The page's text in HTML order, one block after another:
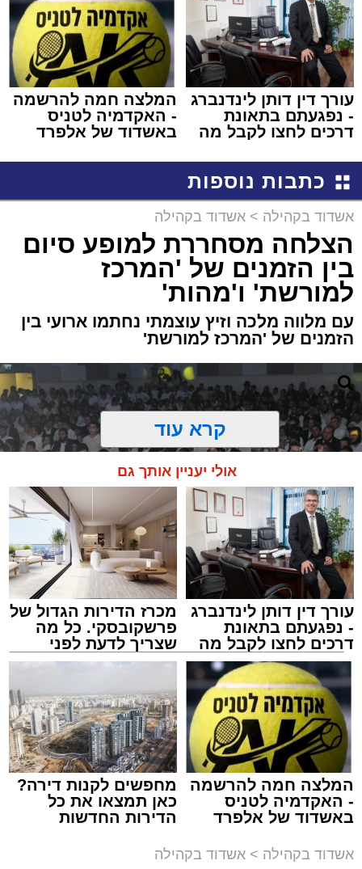
עורך דין דותן לינדנברג
- נפגעתם בתאונת
דרכים לחצו לקבל מה
המלצה חמה להרשמה
- האקדמיה לטניס
באשדוד של אלפרד
כתבות נוספות
אשדוד בקהילה > אשדוד בקהילה
הצלחה מסחררת למופע סיום
בין הזמנים של 'המרכז
למורשת' ו'מהות'
עם מלווה מלכה וזיץ עוצמתי נחתמו ארועי בין
הזמנים של 'המרכז למורשת'
זיץ המרכז למורשת
מנהל האתר / 08:55 09.08.26
תגים:אבי אמסלם, המרכז למורשת, מהות,
אזולאי
לקראת סיום בין הזמנים נערך אמש מופע סיום בין
קרא עוד
אולי יעניין אותך גם
עורך דין דותן לינדנברג
- נפגעתם בתאונת
דרכים לחצו לקבל מה
שמגיע לכם
מכרז הדירות הגדול של
פרשקובסקי. כל מה
שצריך לדעת לפני
שמגישים הצעה לדירה
המלצה חמה להרשמה
- האקדמיה לטניס
באשדוד של אלפרד
מחפשים לקנות דירה?
כאן תמצאו את כל
הדירות החדשות
אשדוד בקהילה > אשדוד בקהילה